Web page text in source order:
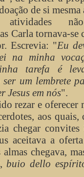
de si mesma
não
Carla tornava-se
Escrevia: "Eu
na minha
tarefa é
um lembrete
Jesus em nós".
rezar e oferecer
aos quais,
chegar convites
aceitava a
almas chegava,
buio dello